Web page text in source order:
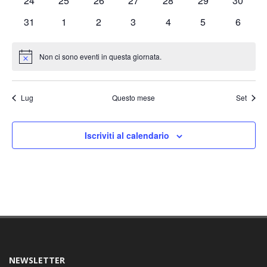
0
31
0
1
0
2
0
3
0
4
0
5
0
6
Notice Non ci sono eventi in questa giornata.
Lug Questo mese Set
Iscriviti al calendario
NEWSLETTER